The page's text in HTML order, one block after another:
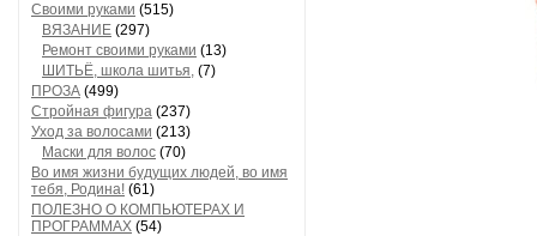
Своими руками (515)
ВЯЗАНИЕ (297)
Ремонт своими руками (13)
ШИТЬЁ, школа шитья, (7)
ПРОЗА (499)
Стройная фигура (237)
Уход за волосами (213)
Маски для волос (70)
Во имя жизни будущих людей, во имя
тебя, Родина! (61)
ПОЛЕЗНО О КОМПЬЮТЕРАХ И
ПРОГРАММАХ (54)